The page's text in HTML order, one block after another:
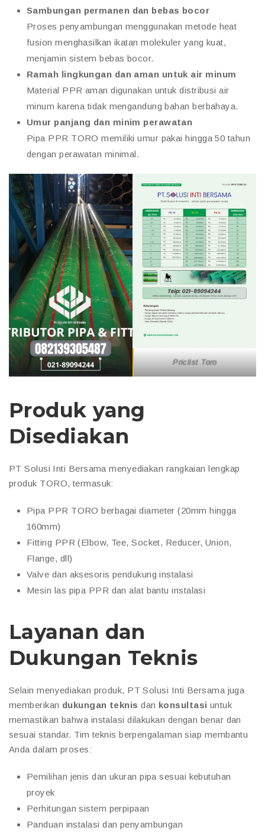
Sambungan permanen dan bebas bocor
Proses penyambungan menggunakan metode heat
fusion menghasilkan ikatan molekuler yang kuat,
menjamin sistem bebas bocor.
Ramah lingkungan dan aman untuk air minum
Material PPR aman digunakan untuk distribusi air
minum karena tidak mengandung bahan berbahaya.
Umur panjang dan minim perawatan
Pipa PPR TORO memiliki umur pakai hingga 50 tahun
dengan perawatan minimal.
Priclist Toro
Produk yang
Disediakan
PT Solusi Inti Bersama menyediakan rangkaian lengkap
produk TORO, termasuk:
Pipa PPR TORO berbagai diameter (20mm hingga
160mm)
Fitting PPR (Elbow, Tee, Socket, Reducer, Union,
Flange, dll)
Valve dan aksesoris pendukung instalasi
Mesin las pipa PPR dan alat bantu instalasi
Layanan dan
Dukungan Teknis
Selain menyediakan produk, PT Solusi Inti Bersama juga
memberikan dukungan teknis dan konsultasi untuk
memastikan bahwa instalasi dilakukan dengan benar dan
sesuai standar. Tim teknis berpengalaman siap membantu
Anda dalam proses:
Pemilihan jenis dan ukuran pipa sesuai kebutuhan
proyek
Perhitungan sistem perpipaan
Panduan instalasi dan penyambungan